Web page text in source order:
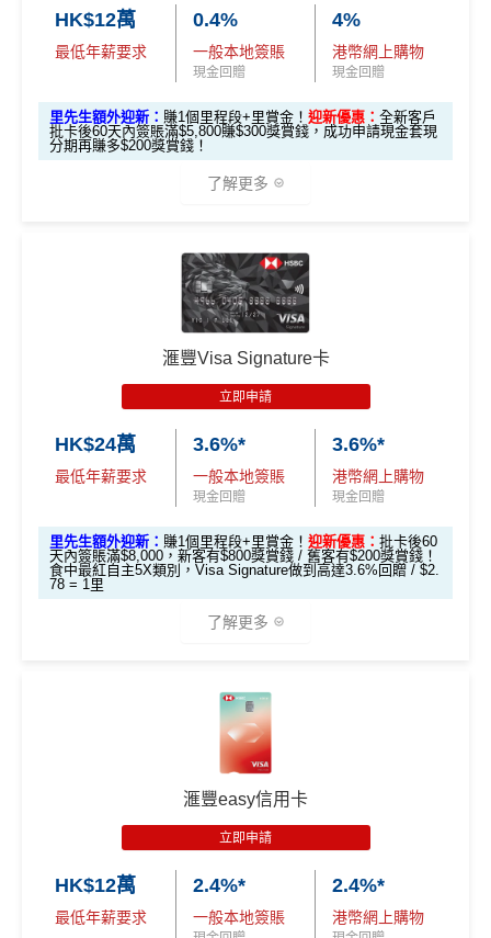
pply
申請完填Form
MrMiles.hk/hsbc-em-for
m賺1個里程段+里賞金❗️（由里先生派出🎯38新會員額
外里賞金#）
全新客
戶簽$2.
5萬*
全新客
戶簽$8,
000*
HSBC EveryMile
卡基本迎新
$1,250
「現金套現」 分
K$20,000，12個
月或以上還款期）
C
$200 R
C
不適用
高達$1,
於29,00
0里）
*持卡人需於發卡後60日內完成累積簽賬滿
：於合資格信用卡批核日起計之過去1
2個月內曾取消任何滙豐個人信用卡基本卡。 迎新條款：
優點
HK$12萬
最低年薪要求
0.4%
一般本地簽賬
現金回贈
4%
港幣網上購物
現金回贈
里先生額外迎新： 賺1個里程段+里賞金！ 迎新優惠： 全新客戶
批卡後60天內簽賬滿$5,800賺$300獎賞錢，成功申請現金套現
分期再賺多$200獎賞錢！
了解更多
滙豐 Red Card申請網址：MrMiles.hk/hsbc-red-apply
申請完填Form
MrMiles.hk/hsbc-red-for
❗️（由里先生派出🎯38新會員額
#每1里賞金 ≈ HK$1，可兌換FPS轉數快回贈！詳情
es.hk/mmcredit
全新信用卡客戶基本迎新：
基本迎新賺$300 「獎賞錢」
啟動新卡後再成功申請「現金套現」分期計劃，獲批
金額達港幣20,000元或以上，並選擇12個月或以上還
：於合資格信用卡批核日起計之過去12個月
內曾取消任何滙豐個人信用卡基本卡。 迎新條款：
永久免年費
簡化回贈方式，無需登記，無最低簽賬要求，網上簽
滙豐Visa Signature卡
立即申請
HK$24萬
最低年薪要求
3.6%*
一般本地簽賬
現金回贈
3.6%*
港幣網上購物
現金回贈
里先生額外迎新： 賺1個里程段+里賞金！ 迎新優惠： 批卡後60
天內簽賬滿$8,000，新客有$800獎賞錢 / 舊客有$200獎賞錢！
食中最紅自主5X類別，Visa Signature做到高達3.6%回贈 / $2.
78 = 1里
了解更多
*以上為最高之回贈，需配合HSBC最紅自主獎賞
HSBC Visa Signature信用卡迎新
滙豐 Visa Signature信用卡申請網址：
里先生加碼： 申請完填Form
MrMiles.hk/hsbc-vs-form
賺1個里程段+
❗️（由里先生派出🎯38新會員額外
滙豐easy信用卡
立即申請
HK$12萬
最低年薪要求
2.4%*
一般本地簽賬
2.4%*
港幣網上購物